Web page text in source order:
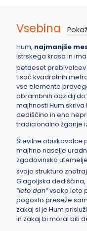
Vsebina
Hum, najmanjše
istrskega krasa in
petdeset prebivalcev
tisoč kvadratnih
vse elemente
obrambnih obzidij do
majhnosti Hum
dediščino in eno
tradicionalno žganje
Številne obiskovalce
majhno naselje
zgodovinsko
svojo strukturo
Glagoljska
“leto dan”vsako leto
pogosto preseže
zakaj si je Hum
in zakaj bi moral biti